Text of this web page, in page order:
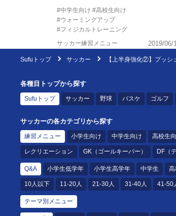
#中学生向け #高校生向け
#ウォーミングアップ
#フィジカルトレーニング
サッカー練習メニュー
2019/06/
Sufuトップ サッカー 【上半身強化②】プッシ
各種目トップから探す
Sufuトップ サッカー 野球 バスケ ゴルフ
サッカーの各カテゴリから探す
練習メニュー 小学生向け 中学生向け 高校生
レクリエーション GK（ゴールキーパー） DF（
Q&A 小学生低学年 小学生高学年 中学生 高
10人以下 11-20人 21-30人 31-40人 41-50
テーマ別メニュー